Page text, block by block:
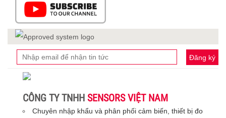
Đăng ký
CÔNG TY TNHH SENSORS VIỆT NAM
Chuyên nhập khẩu và phân phối cảm biến, thiết bị đo